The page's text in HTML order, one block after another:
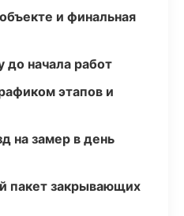
и финальная
начала работ
этапов и
на замер в день
пакет закрывающих